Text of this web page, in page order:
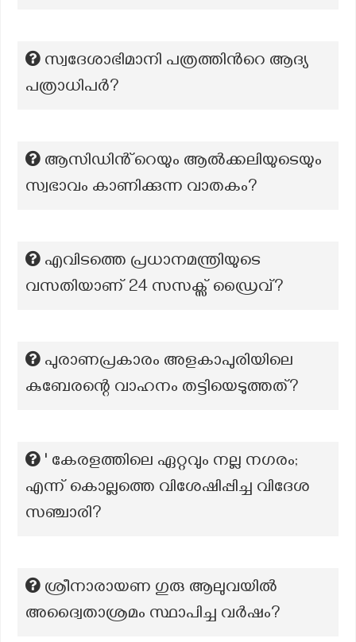
സ്വദേശാഭിമാനി പത്രത്തിന്‍റെ ആദ്യ
പത്രാധിപര്‍?
ആസിഡിൻ്റെയും ആൽക്കലിയുടെയും
സ്വഭാവം കാണിക്കുന്ന വാതകം?
എവിടത്തെ പ്രധാനമന്ത്രിയുടെ
വസതിയാണ് 24 സസക്സ് ഡ്രൈവ്?
പുരാണപ്രകാരം അളകാപുരിയിലെ
കുബേരന്റെ വാഹനം തട്ടിയെടുത്തത്?
' കേരളത്തിലെ ഏറ്റവും നല്ല നഗരം;
എന്ന് കൊല്ലത്തെ വിശേഷിപ്പിച്ച വിദേശ
സഞ്ചാരി?
ശ്രീനാരായണ ഗുരു ആലുവയിൽ
അദ്വൈതാശ്രമം സ്ഥാപിച്ച വർഷം?